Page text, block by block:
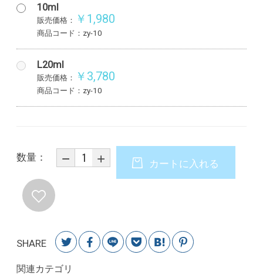
10ml
販売価格： ￥1,980
商品コード：zy-10
L20ml
販売価格： ￥3,780
商品コード：zy-10
数量：
カートに入れる
SHARE
関連カテゴリ